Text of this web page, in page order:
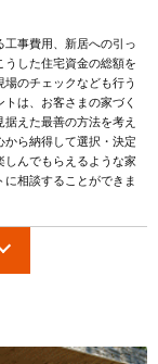
事費用、新居への引っ
した住宅資金の総額を
のチェックなども行う
は、お客さまの家づく
えた最善の方法を考え
から納得して選択・決定
んでもらえるような家
相談することができま